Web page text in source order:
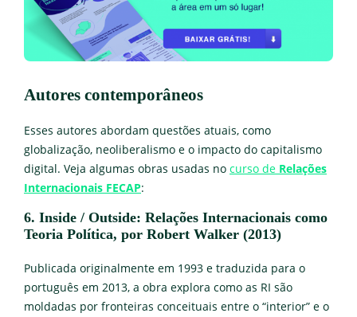
Autores contemporâneos
Esses autores abordam questões atuais, como
globalização, neoliberalismo e o impacto do capitalismo
digital. Veja algumas obras usadas no curso de Relações
Internacionais FECAP:
6. Inside / Outside: Relações Internacionais como
Teoria Política, por Robert Walker (2013)
Publicada originalmente em 1993 e traduzida para o
português em 2013, a obra explora como as RI são
moldadas por fronteiras conceituais entre o “interior” e o